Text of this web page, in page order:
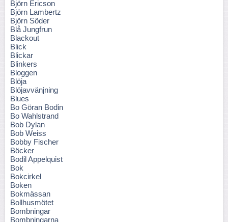
Björn Ericson
Björn Lambertz
Björn Söder
Blå Jungfrun
Blackout
Blick
Blickar
Blinkers
Bloggen
Blöja
Blöjavvänjning
Blues
Bo Göran Bodin
Bo Wahlstrand
Bob Dylan
Bob Weiss
Bobby Fischer
Böcker
Bodil Appelquist
Bok
Bokcirkel
Boken
Bokmässan
Bollhusmötet
Bombningar
Bombningarna